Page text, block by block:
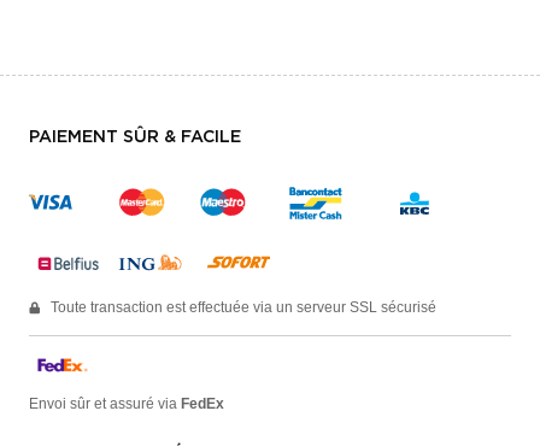
PAIEMENT SÛR & FACILE
Toute transaction est effectuée via un serveur SSL sécurisé
Envoi sûr et assuré via FedEx